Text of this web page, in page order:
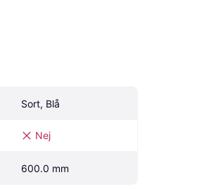
Sort, Blå
Nej
600.0 mm